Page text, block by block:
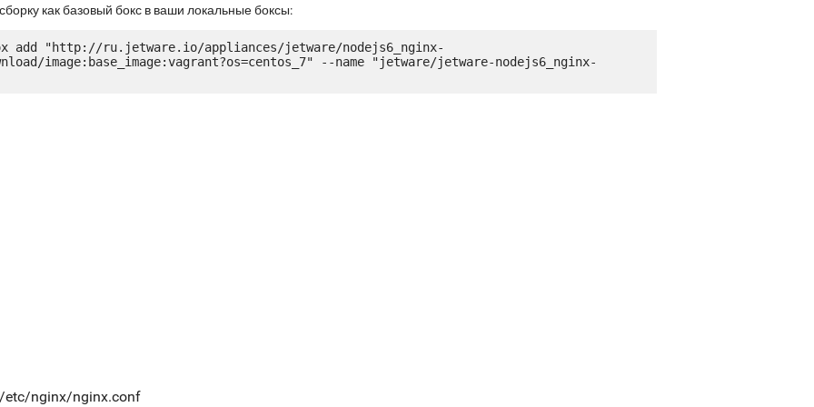
как базовый бокс в ваши локальные боксы:
add "http://ru.jetware.io/appliances/jetware/nodejs6_nginx-
image:base_image:vagrant?os=centos_7" --name "jetware/jetware-nodejs6_nginx-
nginx/nginx.conf